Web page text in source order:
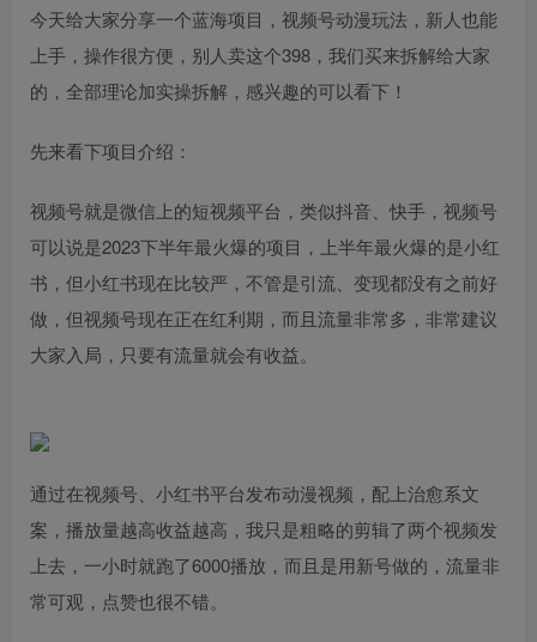
今天给大家分享一个蓝海项目，视频号动漫玩法，新人也能
上手，操作很方便，别人卖这个398，我们买来拆解给大家
的，全部理论加实操拆解，感兴趣的可以看下！
先来看下项目介绍：
视频号就是微信上的短视频平台，类似抖音、快手，视频号
可以说是2023下半年最火爆的项目，上半年最火爆的是小红
书，但小红书现在比较严，不管是引流、变现都没有之前好
做，但视频号现在正在红利期，而且流量非常多，非常建议
大家入局，只要有流量就会有收益。
通过在视频号、小红书平台发布动漫视频，配上治愈系文
案，播放量越高收益越高，我只是粗略的剪辑了两个视频发
上去，一小时就跑了6000播放，而且是用新号做的，流量非
常可观，点赞也很不错。